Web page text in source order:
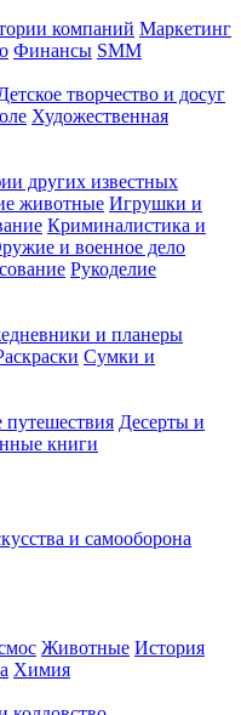
компаний Маркетинг
Финансы SMM
творчество и досуг
Художественная
других известных
животные Игрушки и
Криминалистика и
и военное дело
Рукоделие
и планеры
Сумки и
путешествия Десерты и
книги
и самооборона
Животные История
Химия